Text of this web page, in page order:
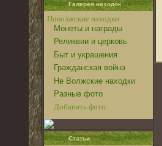
Галерея находок
Поволжские находки
Монеты и награды
Реликвии и церковь
Быт и украшения
Гражданская война
Не Волжские находки
Разные фото
Добавить фото
Статьи